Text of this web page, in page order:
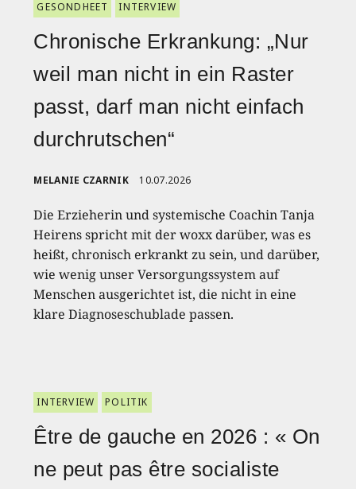
GESONDHEET INTERVIEW
Chronische Erkrankung: „Nur
weil man nicht in ein Raster
passt, darf man nicht einfach
durchrutschen“
MELANIE CZARNIK 10.07.2026
Die Erzieherin und systemische Coachin Tanja
Heirens spricht mit der woxx darüber, was es
heißt, chronisch erkrankt zu sein, und darüber,
wie wenig unser Versorgungssystem auf
Menschen ausgerichtet ist, die nicht in eine
klare Diagnoseschublade passen.
INTERVIEW POLITIK
Être de gauche en 2026 : « On
ne peut pas être socialiste